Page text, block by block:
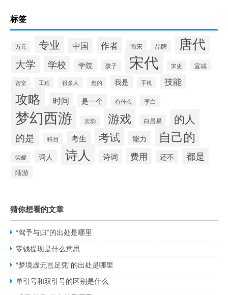
标签
万元 专业 中国 作者 南宋 品牌 唐代
大学 学校 学院 孩子 宋代 宋史 宣城
密室 工程 很多人 您的 我是 手机 技能
攻略 时间 是一个 有什么 李白
梦幻西游 次韵 游戏 白居易 的人
的是 科目 考生 考试 能力 自己的
荣耀 词人 诗人 诗词 费用 还不 都是
陆游
猜你想看的文章
“驾予与归”的出处是哪里
零钱提现是什么意思
“梦境虚无岂足凭”的出处是哪里
单引号和双引号的区别是什么